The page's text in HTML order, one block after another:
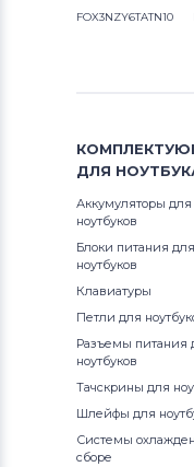
FOX3NZY6TATN10
ДЛЯ
Аккумуляторы для
ноутбуков
Блоки питания для
ноутбуков
Клавиатуры
Петли для
Разъемы питания
ноутбуков
Тачскрины для
Шлейфы для
Системы
сборе